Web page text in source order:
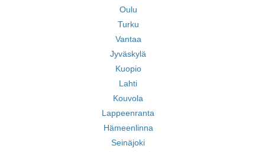
Oulu
Turku
Vantaa
Jyväskylä
Kuopio
Lahti
Kouvola
Lappeenranta
Hämeenlinna
Seinäjoki